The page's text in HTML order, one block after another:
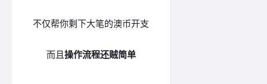
不仅帮你剩下大笔的澳币开支
而且操作流程还贼简单